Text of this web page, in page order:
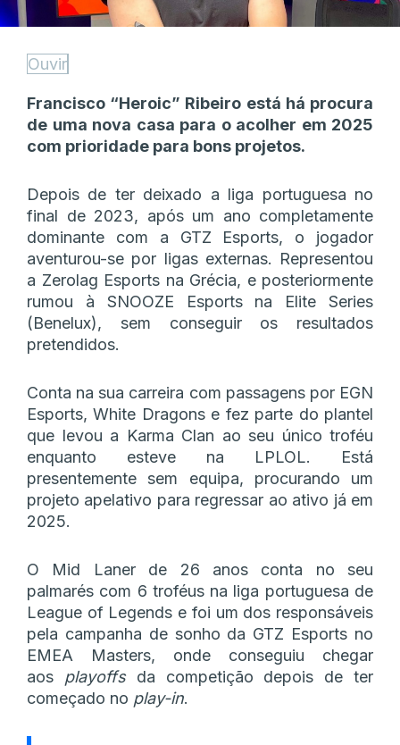
Ouvir
Francisco “Heroic” Ribeiro está há procura
de uma nova casa para o acolher em 2025
com prioridade para bons projetos.
Depois de ter deixado a liga portuguesa no
final de 2023, após um ano completamente
dominante com a GTZ Esports, o jogador
aventurou-se por ligas externas. Representou
a Zerolag Esports na Grécia, e posteriormente
rumou à SNOOZE Esports na Elite Series
(Benelux), sem conseguir os resultados
pretendidos.
Conta na sua carreira com passagens por EGN
Esports, White Dragons e fez parte do plantel
que levou a Karma Clan ao seu único troféu
enquanto esteve na LPLOL. Está
presentemente sem equipa, procurando um
projeto apelativo para regressar ao ativo já em
2025.
O Mid Laner de 26 anos conta no seu
palmarés com 6 troféus na liga portuguesa de
League of Legends e foi um dos responsáveis
pela campanha de sonho da GTZ Esports no
EMEA Masters, onde conseguiu chegar
aos playoffsda competição depois de ter
começado no play-in.